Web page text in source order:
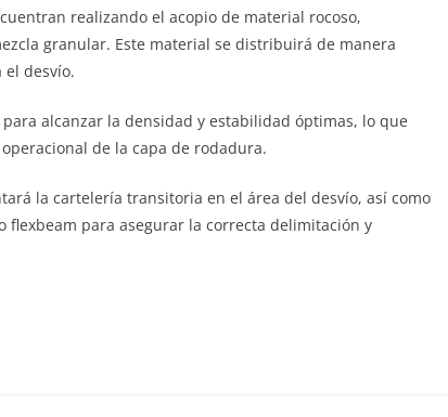
realizando el acopio de material rocoso,
granular. Este material se distribuirá de manera
desvío.
alcanzar la densidad y estabilidad óptimas, lo que
de la capa de rodadura.
la cartelería transitoria en el área del desvío, así como
para asegurar la correcta delimitación y